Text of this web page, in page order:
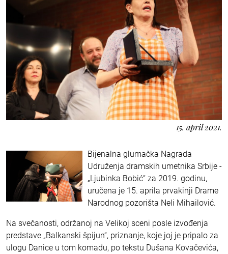
15. april 2021.
Bijenalna glumačka Nagrada
Udruženja dramskih umetnika Srbije -
„Ljubinka Bobić“ za 2019. godinu,
uručena je 15. aprila prvakinji Drame
Narodnog pozorišta Neli Mihailović.
Na svečanosti, održanoj na Velikoj sceni posle izvođenja
predstave „Balkanski špijun“, priznanje, koje joj je pripalo za
ulogu Danice u tom komadu, po tekstu Dušana Kovačevića,